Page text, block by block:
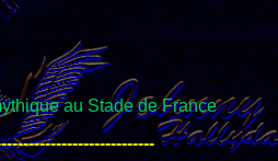
au Stade de France